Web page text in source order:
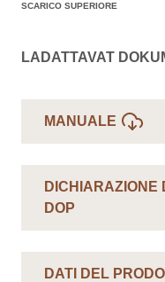
SCARICO SUPERIORE
LADATTAVAT
MANUALE
DICHIARAZIONE
DOP
DATI DEL